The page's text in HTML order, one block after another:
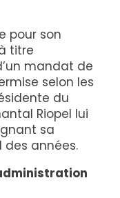
pour son
titre
mandat de
selon les
du
Riopel lui
sa
années.